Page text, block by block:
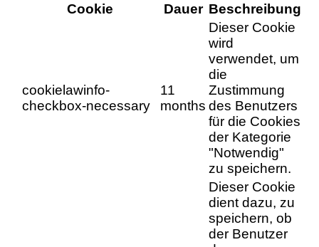
Cookie
Dauer Beschreibung
cookielawinfo-
checkbox-necessary
11
months
Dieser Cookie
wird
verwendet, um
die
Zustimmung
des Benutzers
für die Cookies
der Kategorie
"Notwendig"
zu speichern.
Dieser Cookie
dient dazu, zu
speichern, ob
der Benutzer